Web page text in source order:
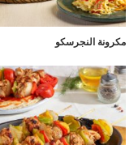
مكرونة النجرسكو